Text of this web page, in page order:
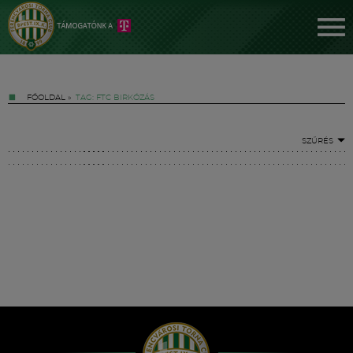
FŐOLDAL » TAG: FTC BIRKÓZÁS
SZŰRÉS
Hírek